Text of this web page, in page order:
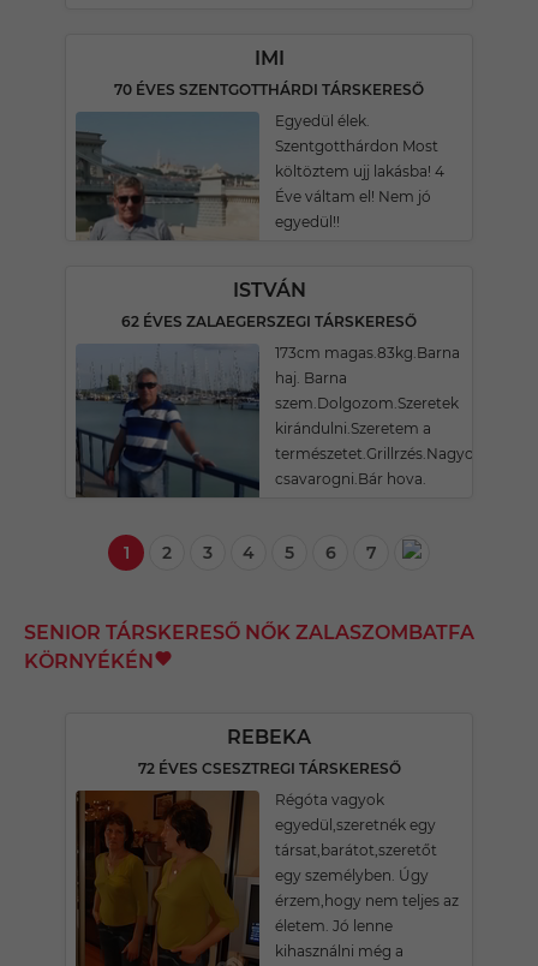
IMI
70 ÉVES SZENTGOTTHÁRDI TÁRSKERESŐ
Egyedül élek.
Szentgotthárdon Most
költöztem ujj lakásba! 4
Éve váltam el! Nem jó
egyedül!!
ISTVÁN
62 ÉVES ZALAEGERSZEGI TÁRSKERESŐ
173cm magas.83kg.Barna
haj. Barna
szem.Dolgozom.Szeretek
kirándulni.Szeretem a
természetet.Grillrzés.Nagyokat
csavarogni.Bár hova.
1 2 3 4 5 6 7
SENIOR TÁRSKERESŐ NŐK ZALASZOMBATFA
KÖRNYÉKÉN
REBEKA
72 ÉVES CSESZTREGI TÁRSKERESŐ
Régóta vagyok
egyedül,szeretnék egy
társat,barátot,szeretőt
egy személyben. Úgy
érzem,hogy nem teljes az
életem. Jó lenne
kihasználni még a